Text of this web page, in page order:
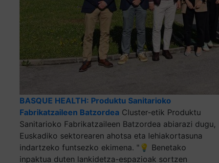
BASQUE HEALTH: Produktu Sanitarioko
Fabrikatzaileen Batzordea Cluster-etik Produktu
Sanitarioko Fabrikatzaileen Batzordea abiarazi dugu,
Euskadiko sektorearen ahotsa eta lehiakortasuna
indartzeko funtsezko ekimena. "💡 Benetako
inpaktua duten lankidetza-espazioak sortzen